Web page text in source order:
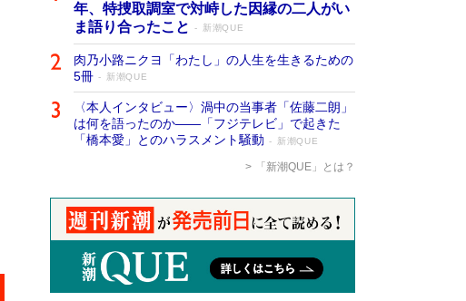
年、特捜取調室で対峙した因縁の二人がい
ま語り合ったこと
新潮QUE
肉乃小路ニクヨ「わたし」の人生を生きるための
5冊
新潮QUE
〈本人インタビュー〉渦中の当事者「佐藤二朗」
は何を語ったのか――「フジテレビ」で起きた
「橋本愛」とのハラスメント騒動
新潮QUE
「新潮QUE」とは？